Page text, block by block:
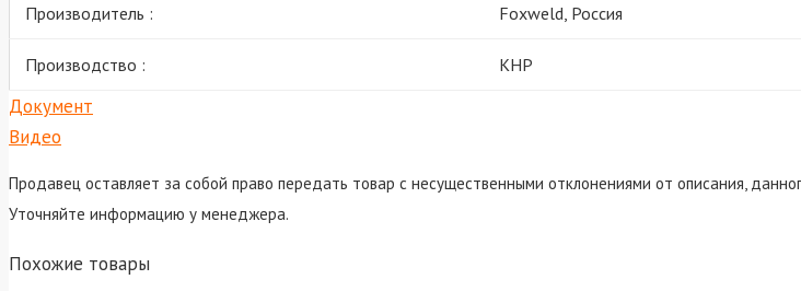
Производитель : Foxweld, Россия
Производство : КНР
Документ
Видео
Продавец оставляет за собой право передать товар с несущественными отклонениями от описания,
Уточняйте информацию у менеджера.
Похожие товары